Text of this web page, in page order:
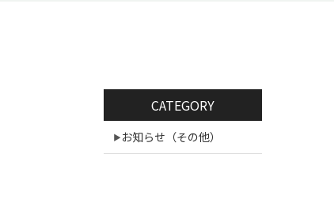
CATEGORY
お知らせ（その他）